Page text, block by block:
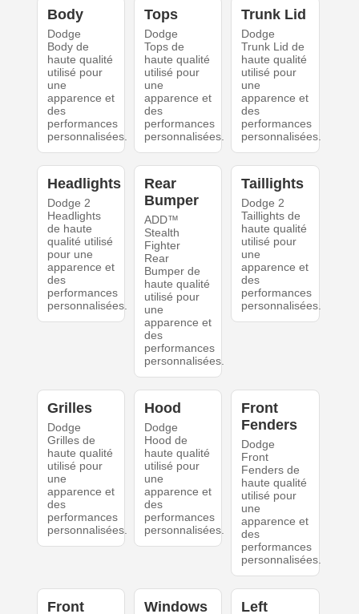
Body
Dodge
Body de
haute qualité
utilisé pour
une
apparence et
des
performances
personnalisées.
Tops
Dodge
Tops de
haute qualité
utilisé pour
une
apparence et
des
performances
personnalisées.
Trunk Lid
Dodge
Trunk Lid de
haute qualité
utilisé pour
une
apparence et
des
performances
personnalisées.
Headlights
Dodge 2
Headlights
de haute
qualité utilisé
pour une
apparence et
des
performances
personnalisées.
Rear
Bumper
ADD™
Stealth
Fighter
Rear
Bumper de
haute qualité
utilisé pour
une
apparence et
des
performances
personnalisées.
Taillights
Dodge 2
Taillights de
haute qualité
utilisé pour
une
apparence et
des
performances
personnalisées.
Grilles
Dodge
Grilles de
haute qualité
utilisé pour
une
apparence et
des
performances
personnalisées.
Hood
Dodge
Hood de
haute qualité
utilisé pour
une
apparence et
des
performances
personnalisées.
Front
Fenders
Dodge
Front
Fenders de
haute qualité
utilisé pour
une
apparence et
des
performances
personnalisées.
Front Windows Left